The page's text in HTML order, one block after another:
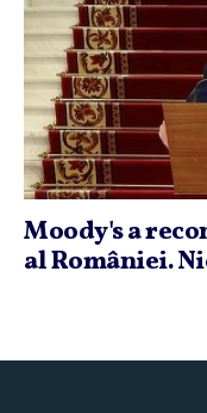
Moody's a
al României.